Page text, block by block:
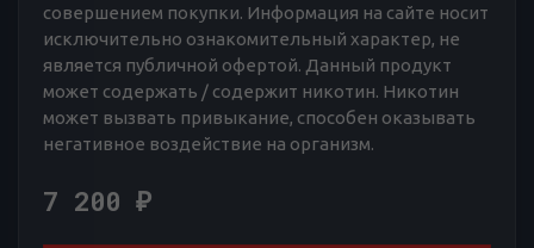
совершением покупки. Информация на сайте носит
исключительно ознакомительный характер, не
является публичной офертой. Данный продукт
может содержать / содержит никотин. Никотин
может вызвать привыкание, способен оказывать
негативное воздействие на организм.
7 200 ₽